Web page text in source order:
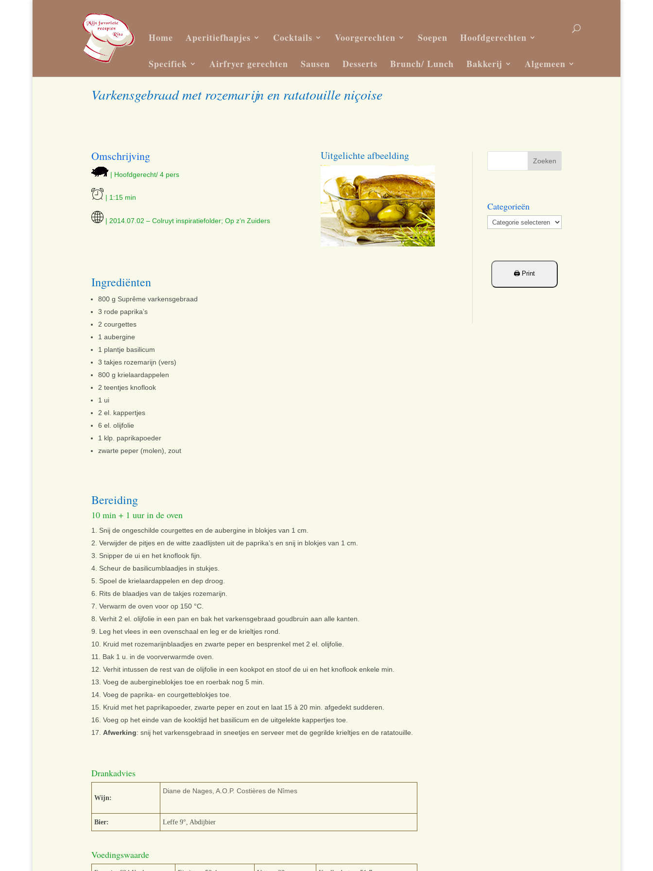
Home Aperitiefhapjes Cocktails Voorgerechten Soepen Hoofdgerechten
Specifiek Airfryer gerechten Sausen Desserts Brunch/ Lunch Bakkerij Algemeen
Varkensgebraad met rozemarijn en ratatouille niçoise
Omschrijving
| Hoofdgerecht/ 4 pers
| 1:15 min
| 2014.07.02 – Colruyt inspiratiefolder; Op z’n Zuiders
Uitgelichte afbeelding
Ingrediënten
800 g Suprême varkensgebraad
3 rode paprika’s
2 courgettes
1 aubergine
1 plantje basilicum
3 takjes rozemarijn (vers)
800 g krielaardappelen
2 teentjes knoflook
1 ui
2 el. kappertjes
6 el. olijfolie
1 klp. paprikapoeder
zwarte peper (molen), zout
Bereiding
10 min + 1 uur in de oven
Snij de ongeschilde courgettes en de aubergine in blokjes van 1 cm.
Verwijder de pitjes en de witte zaadlijsten uit de paprika’s en snij in blokjes van 1 cm.
Snipper de ui en het knoflook fijn.
Scheur de basilicumblaadjes in stukjes.
Spoel de krielaardappelen en dep droog.
Rits de blaadjes van de takjes rozemarijn.
Verwarm de oven voor op 150 °C.
Verhit 2 el. olijfolie in een pan en bak het varkensgebraad goudbruin aan alle kanten.
Leg het vlees in een ovenschaal en leg er de krieltjes rond.
Kruid met rozemarijnblaadjes en zwarte peper en besprenkel met 2 el. olijfolie.
Bak 1 u. in de voorverwarmde oven.
Verhit intussen de rest van de olijfolie in een kookpot en stoof de ui en het knoflook enkele min.
Voeg de aubergineblokjes toe en roerbak nog 5 min.
Voeg de paprika- en courgetteblokjes toe.
Kruid met het paprikapoeder, zwarte peper en zout en laat 15 à 20 min. afgedekt sudderen.
Voeg op het einde van de kooktijd het basilicum en de uitgelekte kappertjes toe.
Afwerking: snij het varkensgebraad in sneetjes en serveer met de gegrilde krieltjes en de ratatouille.
Drankadvies
Wijn:
Diane de Nages, A.O.P. Costières de Nîmes
Bier: Leffe 9°, Abdijbier
Voedingswaarde
Categorieën
Categorieën